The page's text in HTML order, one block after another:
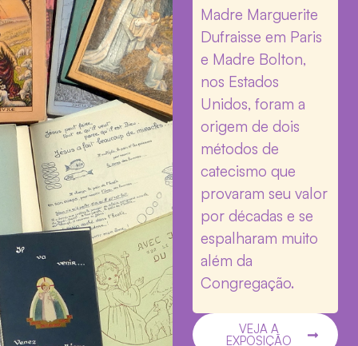
Madre Marguerite
Dufraisse em Paris
e Madre Bolton,
nos Estados
Unidos, foram a
origem de dois
métodos de
catecismo que
provaram seu valor
por décadas e se
espalharam muito
além da
Congregação.
VEJA A
EXPOSIÇÃO